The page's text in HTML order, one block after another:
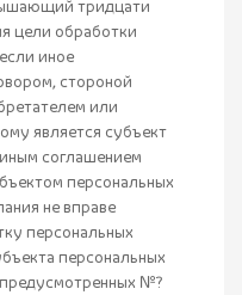
тридцати
цели обработки
иное
стороной
или
является субъект
соглашением
персональных
не вправе
персональных
персональных
№?